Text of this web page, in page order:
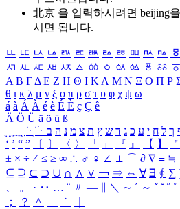
北京 을 입력하시려면 beijing
시면 됩니다.
ㅥ ㅦ ㅧ ㅨ ㅩ ㅪ ㅫ ㅬ ㅭ ㅮ ㅯ ㅰ ㅱ
ㅺ ㅻ ㅼ ㅽ ㅾ ㅿ ㆀ ㆁ ㆂ ㆃ ㆄ ㆅ ㆆ
Α Β ΓΔ Ε Ζ Η Θ Ι ΚΛ Μ Ν Ξ Ο Π Ρ
θ ι κ λ μ ν ξ ο π ρ σ τ υ φ χ ψ ω
á à Á À é è É È ç Ç ê
Ä Ö Ü ä ö ü ß
ִֶֹ ֻּ ׁׂ ך ל ח י ע כ ג ד ש ץ ת צ מ נ ה ב
‘ ’ “ ” 〔 〕 〈 〉 「 」 『 』 【 】 ＂
± × ÷ ≠ ≤ ≥ ∞ ∴ ♂ ♀ ∠ ⊥ ⌒ ∂ ∇ ≡ ≒
⊆ ⊇ ⊂ ⊃ ∪ ∩ ∧ ∨ ￢ ⇒ ⇔ ∀ ∃ ∮ ∑
、
。 · ‥ … ¨ 〃 ― ＼ ∼ ´ ～ ˇ ˘ ˝ ˚
；
？ ＾ ｀